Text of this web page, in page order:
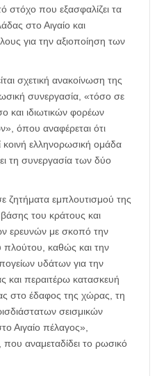
στόχο που εξασφαλίζει τα
στο Αιγαίο και
για την αξιοποίηση των
σχετική ανακοίνωση της
συνεργασία, «τόσο σε
και ιδιωτικών φορέων
όπου αναφέρεται ότι
ελληνορωσική ομάδα
τη συνεργασία των δύο
ζητήματα εμπλουτισμού της
του κράτους και
ερευνών με σκοπό την
καθώς και την
υδάτων για την
και περαιτέρω κατασκευή
στο έδαφος της χώρας, τη
σεισμικών
Αιγαίο πέλαγος»,
αναμεταδίδει το ρωσικό